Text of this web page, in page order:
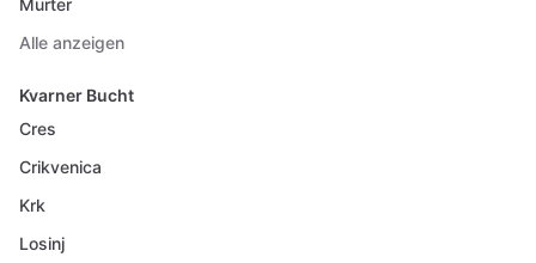
Murter
Alle anzeigen
Kvarner Bucht
Cres
Crikvenica
Krk
Losinj